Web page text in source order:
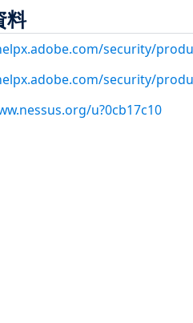
料
security/
security/
u?0cb17c10